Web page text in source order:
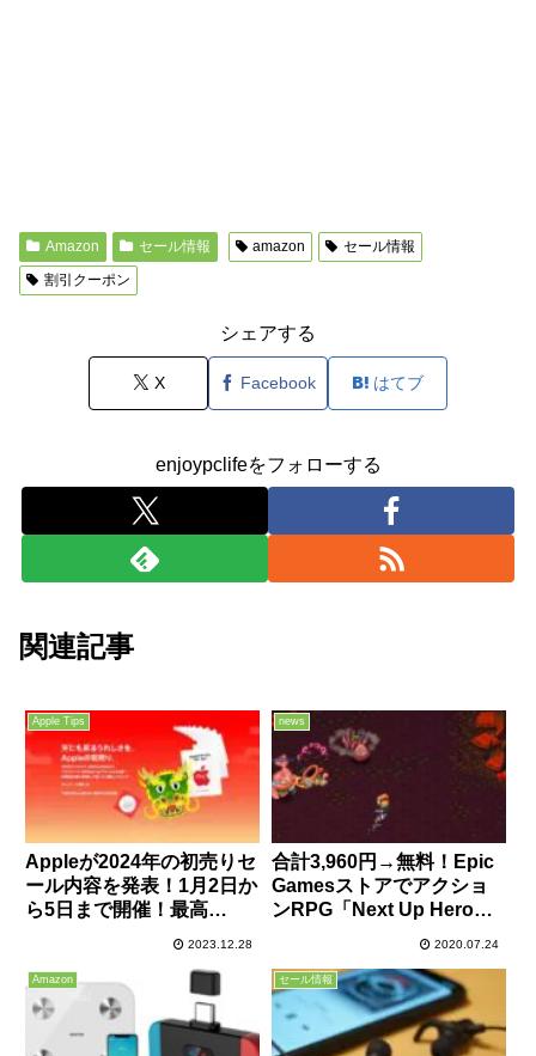
Amazon セール情報 amazon
セール情報
割引クーポン
シェアする
X Facebook はてブ
enjoypclifeをフォローする
関連記事
Apple Tips
Appleが2024年の初売りセ
ール内容を発表！1月2日か
ら5日まで開催！最高
る！
2023.12.28
news
合計3,960円→無料！Epic
Gamesストアでアクショ
ンRPG「Next Up Hero」
で無料配布中！
2020.07.24
Amazon セール情報